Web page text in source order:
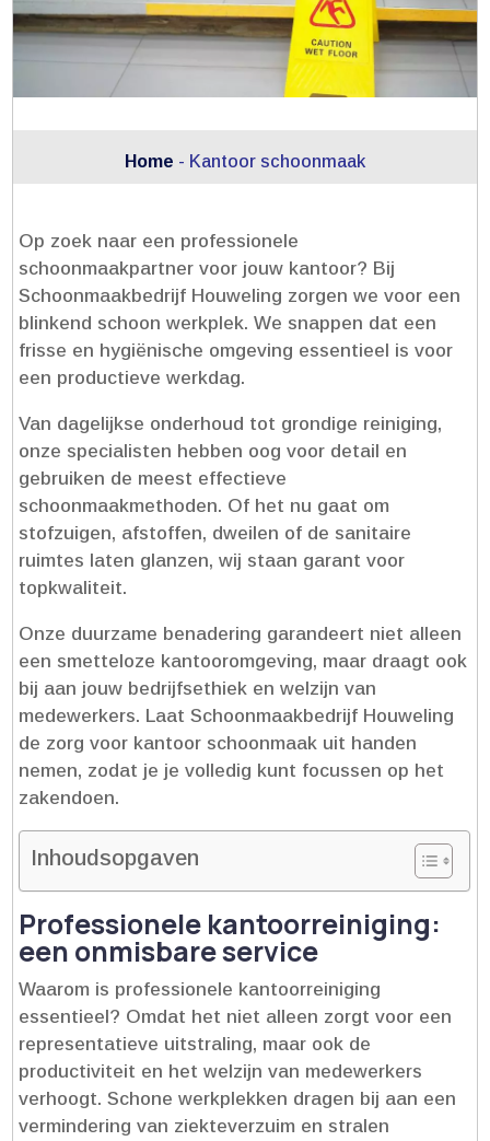
Home - Kantoor schoonmaak
Op zoek naar een professionele
schoonmaakpartner voor jouw kantoor? Bij
Schoonmaakbedrijf Houweling zorgen we voor een
blinkend schoon werkplek.​ We snappen dat een
frisse en hygiënische omgeving essentieel is voor
een productieve werkdag.​
Van dagelijkse onderhoud tot grondige reiniging,
onze specialisten hebben oog voor detail en
gebruiken de meest effectieve
schoonmaakmethoden.​ Of het nu gaat om
stofzuigen, afstoffen, dweilen of de sanitaire
ruimtes laten glanzen, wij staan garant voor
topkwaliteit.​
Onze duurzame benadering garandeert niet alleen
een smetteloze kantooromgeving, maar draagt ook
bij aan jouw bedrijfsethiek en welzijn van
medewerkers.​ Laat Schoonmaakbedrijf Houweling
de zorg voor kantoor schoonmaak uit handen
nemen, zodat je je volledig kunt focussen op het
zakendoen.​
Inhoudsopgaven
Professionele kantoorreiniging:
een onmisbare service
Waarom is professionele kantoorreiniging
essentieel? Omdat het niet alleen zorgt voor een
representatieve uitstraling, maar ook de
productiviteit en het welzijn van medewerkers
verhoogt.​ Schone werkplekken dragen bij aan een
vermindering van ziekteverzuim en stralen